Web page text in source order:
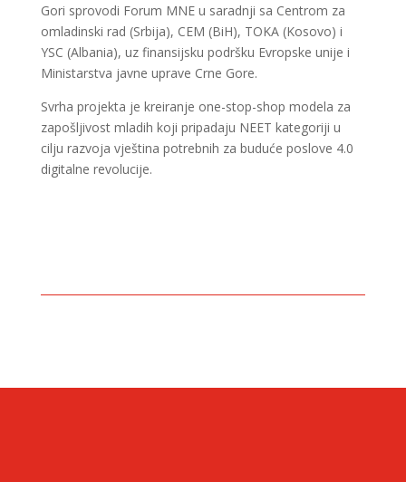
Gori sprovodi Forum MNE u saradnji sa Centrom za
omladinski rad (Srbija), CEM (BiH), TOKA (Kosovo) i
YSC (Albania), uz finansijsku podršku Evropske unije i
Ministarstva javne uprave Crne Gore.
Svrha projekta je kreiranje one-stop-shop modela za
zapošljivost mladih koji pripadaju NEET kategoriji u
cilju razvoja vještina potrebnih za buduće poslove 4.0
digitalne revolucije.